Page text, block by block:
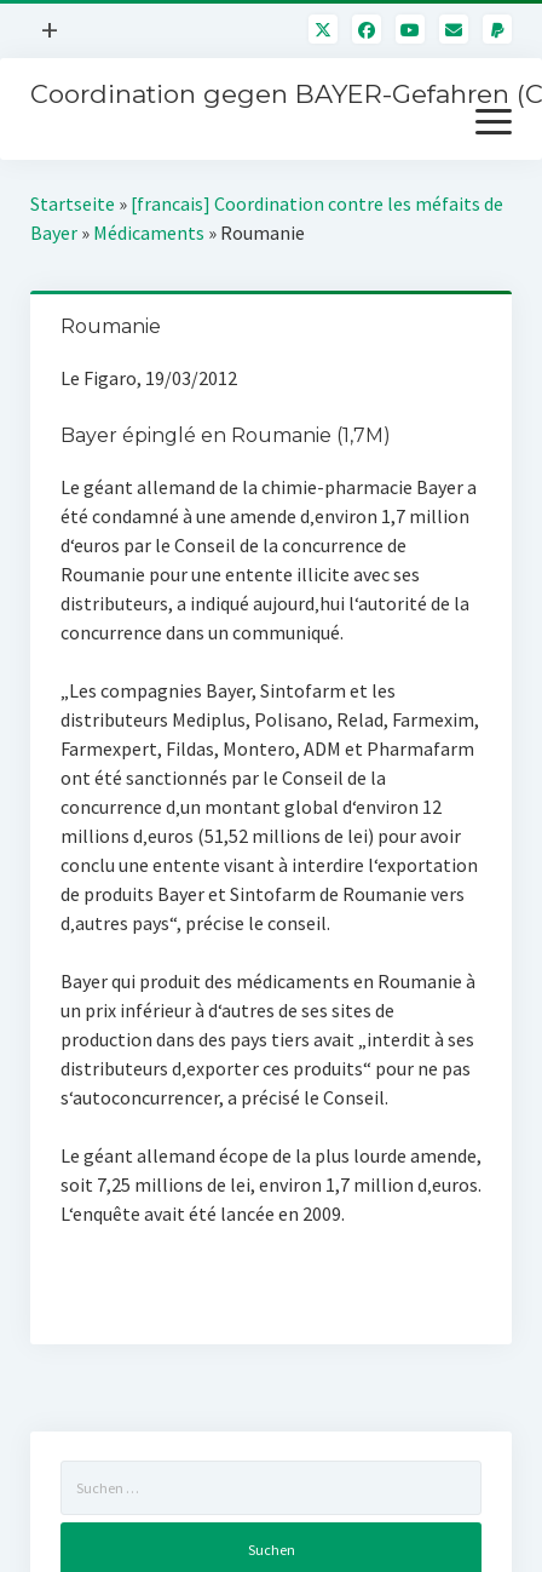
Menü
+
Mitmachen
Über uns
Impressum
Coordination gegen BAYER-Gefahren
Menü
öffnen
Kampagnen
Startseite » [francais] Coordination contre les méfaits de
Bayer» Médicaments » Roumanie
Roumanie
Le Figaro, 19/03/2012
Bayer épinglé en Roumanie (1,7M)
Le géant allemand de la chimie-pharmacie Bayer a
été condamné à une amende d‚environ 1,7 million
d‘euros par le Conseil de la concurrence de
Roumanie pour une entente illicite avec ses
distributeurs, a indiqué aujourd‚hui l‘autorité de la
concurrence dans un communiqué.
„Les compagnies Bayer, Sintofarm et les
distributeurs Mediplus, Polisano, Relad, Farmexim,
Farmexpert, Fildas, Montero, ADM et Pharmafarm
ont été sanctionnés par le Conseil de la
concurrence d‚un montant global d‘environ 12
millions d‚euros (51,52 millions de lei) pour avoir
conclu une entente visant à interdire l‘exportation
de produits Bayer et Sintofarm de Roumanie vers
d‚autres pays“, précise le conseil.
Bayer qui produit des médicaments en Roumanie à
un prix inférieur à d‘autres de ses sites de
production dans des pays tiers avait „interdit à ses
distributeurs d‚exporter ces produits“ pour ne pas
s‘autoconcurrencer, a précisé le Conseil.
Le géant allemand écope de la plus lourde amende,
soit 7,25 millions de lei, environ 1,7 million d‚euros.
L‘enquête avait été lancée en 2009.
nach: